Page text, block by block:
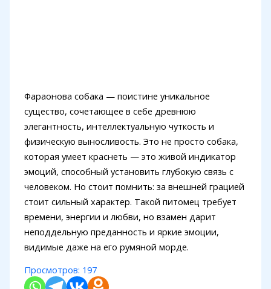
Фараонова собака — поистине уникальное
существо, сочетающее в себе древнюю
элегантность, интеллектуальную чуткость и
физическую выносливость. Это не просто собака,
которая умеет краснеть — это живой индикатор
эмоций, способный установить глубокую связь с
человеком. Но стоит помнить: за внешней грацией
стоит сильный характер. Такой питомец требует
времени, энергии и любви, но взамен дарит
неподдельную преданность и яркие эмоции,
видимые даже на его румяной морде.
Просмотров: 197